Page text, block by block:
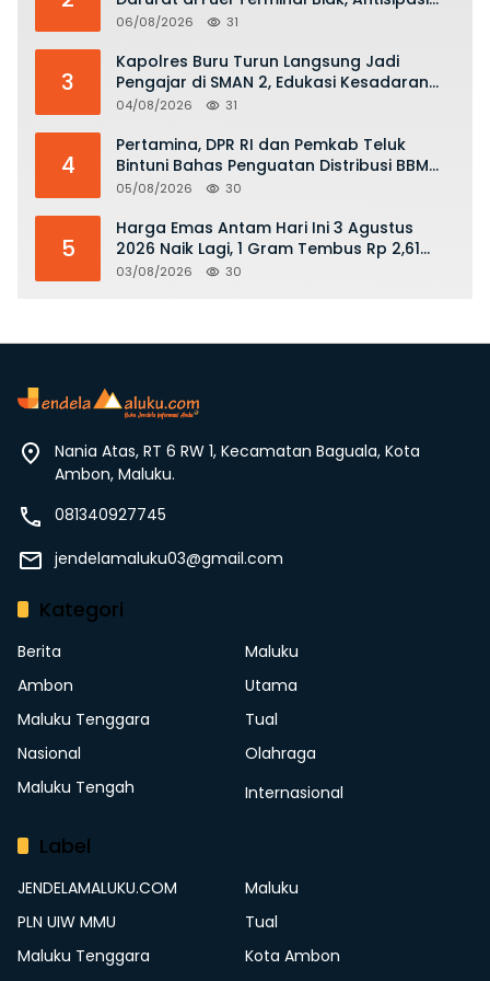
Risiko Kebakaran dan Tumpahan BBM
06/08/2026 31
3
Kapolres Buru Turun Langsung Jadi
Pengajar di SMAN 2, Edukasi Kesadaran
Hukum dan Stop Kekerasan
04/08/2026 31
4
Pertamina, DPR RI dan Pemkab Teluk
Bintuni Bahas Penguatan Distribusi BBM
dan LPG
05/08/2026 30
5
Harga Emas Antam Hari Ini 3 Agustus
2026 Naik Lagi, 1 Gram Tembus Rp 2,61
Juta
03/08/2026 30
Nania Atas, RT 6 RW 1, Kecamatan Baguala, Kota
Ambon, Maluku.
081340927745
jendelamaluku03@gmail.com
Kategori
Berita
Maluku
Ambon
Utama
Maluku Tenggara
Tual
Nasional
Olahraga
Maluku Tengah
Internasional
Label
JENDELAMALUKU.COM
Maluku
PLN UIW MMU
Tual
Maluku Tenggara
Kota Ambon